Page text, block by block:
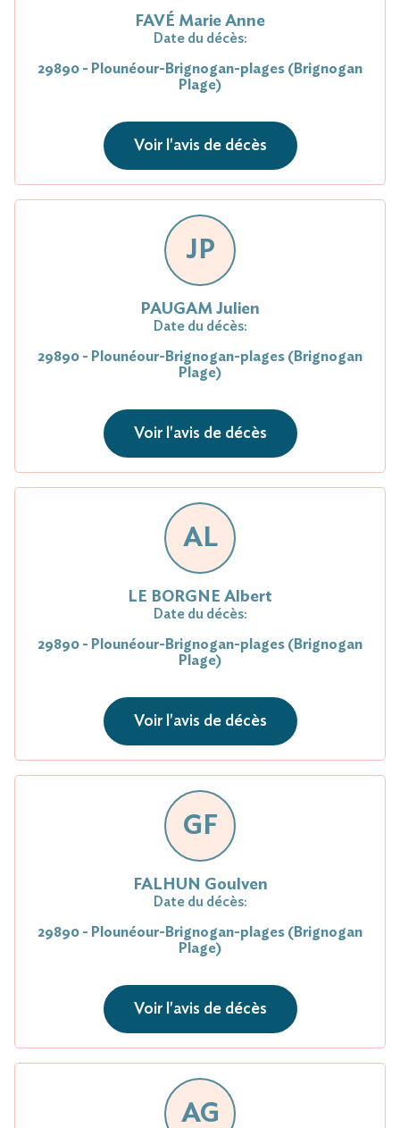
FAVÉ Marie Anne
Date du décès:
29890 - Plounéour-Brignogan-plages (Brignogan
Plage)
Voir l'avis de décès
JP
PAUGAM Julien
Date du décès:
29890 - Plounéour-Brignogan-plages (Brignogan
Plage)
Voir l'avis de décès
AL
LE BORGNE Albert
Date du décès:
29890 - Plounéour-Brignogan-plages (Brignogan
Plage)
Voir l'avis de décès
GF
FALHUN Goulven
Date du décès:
29890 - Plounéour-Brignogan-plages (Brignogan
Plage)
Voir l'avis de décès
AG